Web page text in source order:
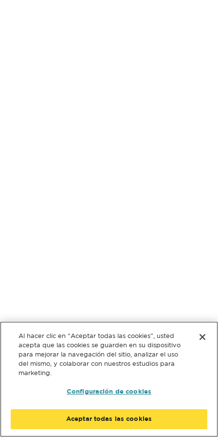
Al hacer clic en “Aceptar todas las cookies”, usted
acepta que las cookies se guarden en su dispositivo
para mejorar la navegación del sitio, analizar el uso
del mismo, y colaborar con nuestros estudios para
marketing.
Configuración de cookies
Aceptar todas las cookies